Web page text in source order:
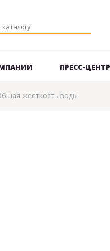
ПРЕСС-ЦЕНТР
жесткость воды